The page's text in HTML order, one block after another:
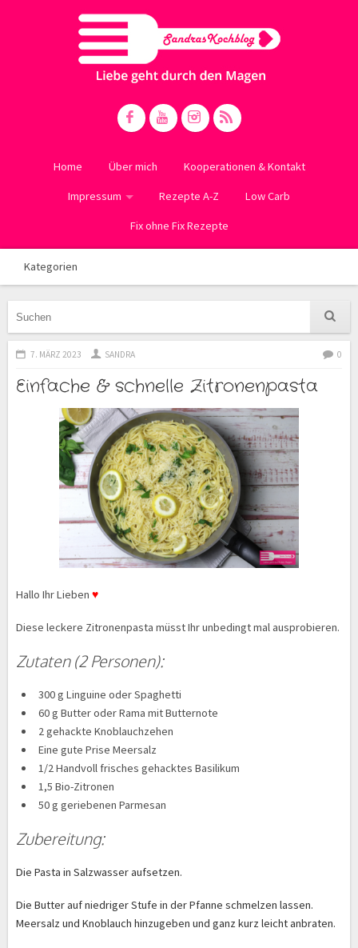
Home Über mich Kooperationen & Kontakt
Impressum Rezepte A-Z Low Carb
Fix ohne Fix Rezepte
Kategorien
7. MÄRZ 2023 SANDRA 0
Einfache & schnelle Zitronenpasta
Hallo Ihr Lieben ♥
Diese leckere Zitronenpasta müsst Ihr unbedingt mal ausprobieren.
Zutaten (2 Personen):
300 g Linguine oder Spaghetti
60 g Butter oder Rama mit Butternote
2 gehackte Knoblauchzehen
Eine gute Prise Meersalz
1/2 Handvoll frisches gehacktes Basilikum
1,5 Bio-Zitronen
50 g geriebenen Parmesan
Zubereitung:
Die Pasta in Salzwasser aufsetzen.
Die Butter auf niedriger Stufe in der Pfanne schmelzen lassen.
Meersalz und Knoblauch hinzugeben und ganz kurz leicht anbraten.